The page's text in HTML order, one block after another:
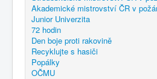
Akademické mistrovství ČR v
Junior Univerzita
72 hodin
Den boje proti rakovině
Recyklujte s hasiči
Popálky
OČMU